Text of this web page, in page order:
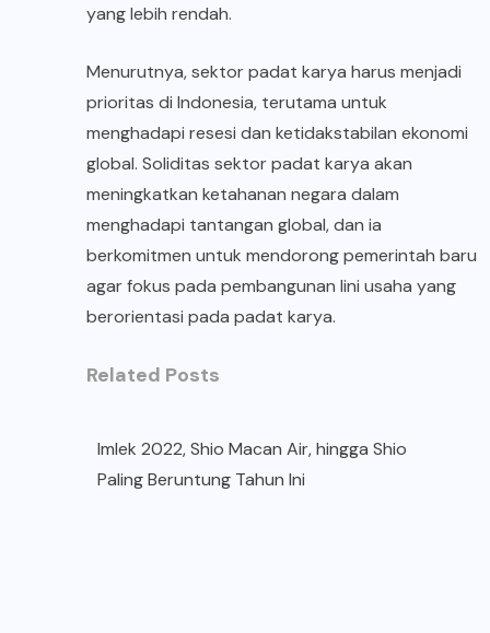
yang lebih rendah.
Menurutnya, sektor padat karya harus menjadi
prioritas di Indonesia, terutama untuk
menghadapi resesi dan ketidakstabilan ekonomi
global. Soliditas sektor padat karya akan
meningkatkan ketahanan negara dalam
menghadapi tantangan global, dan ia
berkomitmen untuk mendorong pemerintah baru
agar fokus pada pembangunan lini usaha yang
berorientasi pada padat karya.
Related Posts
Imlek 2022, Shio Macan Air, hingga Shio
Paling Beruntung Tahun Ini